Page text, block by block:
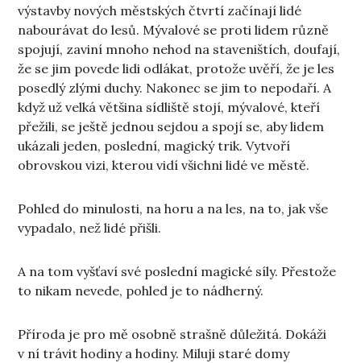
výstavby nových městských čtvrtí začínají lidé
nabourávat do lesů. Mývalové se proti lidem různě
spojují, zaviní mnoho nehod na staveništích, doufají,
že se jim povede lidi odlákat, protože uvěří, že je les
posedlý zlými duchy. Nakonec se jim to nepodaří. A
když už velká většina sídliště stojí, mývalové, kteří
přežili, se ještě jednou sejdou a spojí se, aby lidem
ukázali jeden, poslední, magický trik. Vytvoří
obrovskou vizi, kterou vidí všichni lidé ve městě.
Pohled do minulosti, na horu a na les, na to, jak vše
vypadalo, než lidé přišli.
A na tom vyšťaví své poslední magické síly. Přestože
to nikam nevede, pohled je to nádherný.
Příroda je pro mě osobně strašně důležitá. Dokáži
v ní trávit hodiny a hodiny. Miluji staré domy